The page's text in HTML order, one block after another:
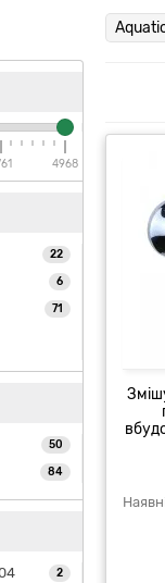
4968
22
6
71
50
84
2